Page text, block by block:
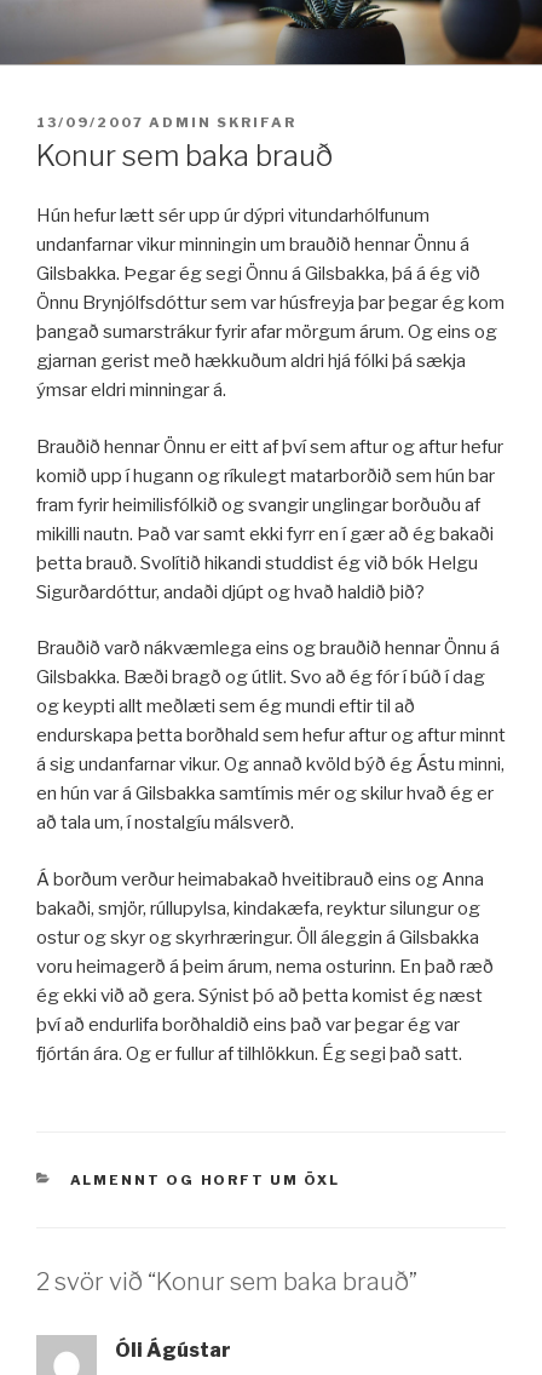
efni
BIRT:
13/09/2007 ADMIN SKRIFAR
Konur sem baka brauð
Hún hefur lætt sér upp úr dýpri vitundarhólfunum
undanfarnar vikur minningin um brauðið hennar Önnu á
Gilsbakka. Þegar ég segi Önnu á Gilsbakka, þá á ég við
Önnu Brynjólfsdóttur sem var húsfreyja þar þegar ég kom
þangað sumarstrákur fyrir afar mörgum árum. Og eins og
gjarnan gerist með hækkuðum aldri hjá fólki þá sækja
ýmsar eldri minningar á.
Brauðið hennar Önnu er eitt af því sem aftur og aftur hefur
komið upp í hugann og ríkulegt matarborðið sem hún bar
fram fyrir heimilisfólkið og svangir unglingar borðuðu af
mikilli nautn. Það var samt ekki fyrr en í gær að ég bakaði
þetta brauð. Svolítið hikandi studdist ég við bók Helgu
Sigurðardóttur, andaði djúpt og hvað haldið þið?
Brauðið varð nákvæmlega eins og brauðið hennar Önnu á
Gilsbakka. Bæði bragð og útlit. Svo að ég fór í búð í dag
og keypti allt meðlæti sem ég mundi eftir til að
endurskapa þetta borðhald sem hefur aftur og aftur minnt
á sig undanfarnar vikur. Og annað kvöld býð ég Ástu minni,
en hún var á Gilsbakka samtímis mér og skilur hvað ég er
að tala um, í nostalgíu málsverð.
Á borðum verður heimabakað hveitibrauð eins og Anna
bakaði, smjör, rúllupylsa, kindakæfa, reyktur silungur og
ostur og skyr og skyrhræringur. Öll áleggin á Gilsbakka
voru heimagerð á þeim árum, nema osturinn. En það ræð
ég ekki við að gera. Sýnist þó að þetta komist ég næst
því að endurlifa borðhaldið eins það var þegar ég var
fjórtán ára. Og er fullur af tilhlökkun. Ég segi það satt.
VÖRUFLOKKAR
ALMENNT OG HORFT UM ÖXL
2 svör við “Konur sem baka brauð”
Óli Ágústar